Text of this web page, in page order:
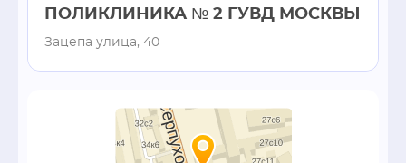
ПОЛИКЛИНИКА № 2 ГУВД МОСКВЫ
Зацепа улица, 40